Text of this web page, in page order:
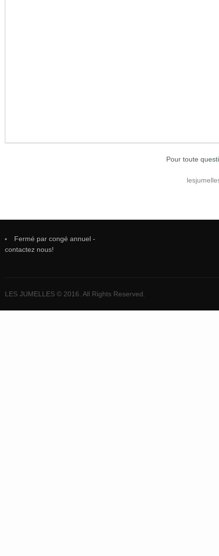
Pour toute
Fermé par congé annuel -
contactez nous!
LES JUMELLES © 2016. All Rights Reserved.